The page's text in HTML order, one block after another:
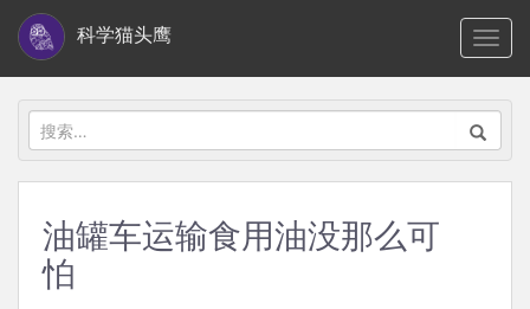
i
科学猫头鹰
搜
索：
油罐车运输食用油没那么可
怕